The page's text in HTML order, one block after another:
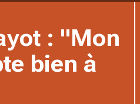
: "Mon
bien à